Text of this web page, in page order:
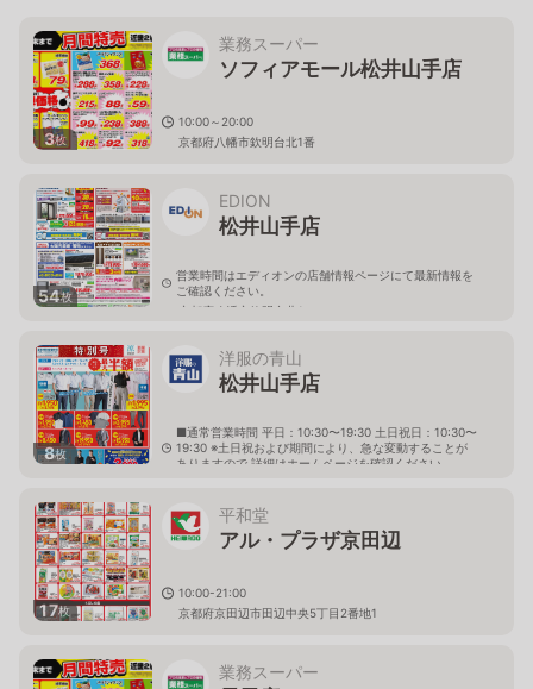
3枚
業務スーパー
ソフィアモール松井山手店
10:00～20:00
京都府八幡市欽明台北1番
54枚
EDION
松井山手店
営業時間はエディオンの店舗情報ページにて最新情報を
ご確認ください。
京都府八幡市欽明台北1
8枚
洋服の青山
松井山手店
■通常営業時間 平日：10:30〜19:30 土日祝日：10:30〜
19:30 ※土日祝および期間により、急な変動することが
ありますので 詳細はホームページを確認ください
17枚
平和堂
アル・プラザ京田辺
10:00-21:00
京都府京田辺市田辺中央5丁目2番地1
業務スーパー